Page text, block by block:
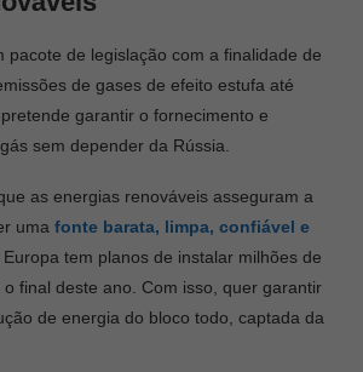
pacote de legislação com a finalidade de
de gases de efeito estufa até
garantir o fornecimento e
sem depender da Rússia.
as energias renováveis asseguram a
uma fonte barata, limpa, confiável e
Europa tem planos de instalar milhões de
o final deste ano. Com isso, quer garantir
de energia do bloco todo, captada da